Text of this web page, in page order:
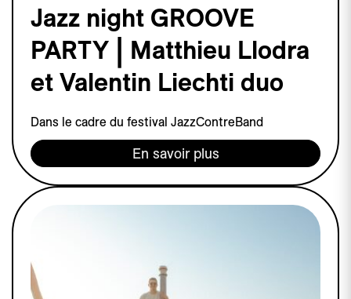
Jazz night GROOVE
PARTY | Matthieu Llodra
et Valentin Liechti duo
Dans le cadre du festival JazzContreBand
En savoir plus